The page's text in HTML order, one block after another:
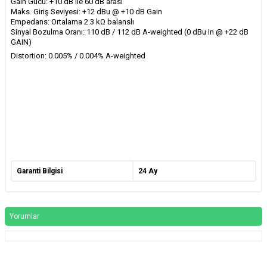
Maks. Giriş Seviyesi: +12 dBu @ +10 dB Gain
Empedans: Ortalama 2.3 kΩ balanslı
Sinyal Bozulma Oranı: 110 dB / 112 dB A-weighted (0 dBu In @ +22 dB
GAIN)
Distortion: 0.005% / 0.004% A-weighted
Garanti Bilgisi 24 Ay
Yorumlar